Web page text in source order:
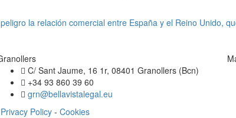
la relación comercial entre España y el Reino Unido,
C/ Sant Jaume, 16 1r, 08401 Granollers (Bcn)
+34 93 860 39 60
grn@bellavistalegal.eu
Privacy Policy - Cookies